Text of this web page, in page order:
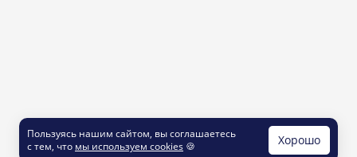
Пользуясь нашим сайтом, вы соглашаетесь
с тем, что мы используем cookies 🍪 Хорошо